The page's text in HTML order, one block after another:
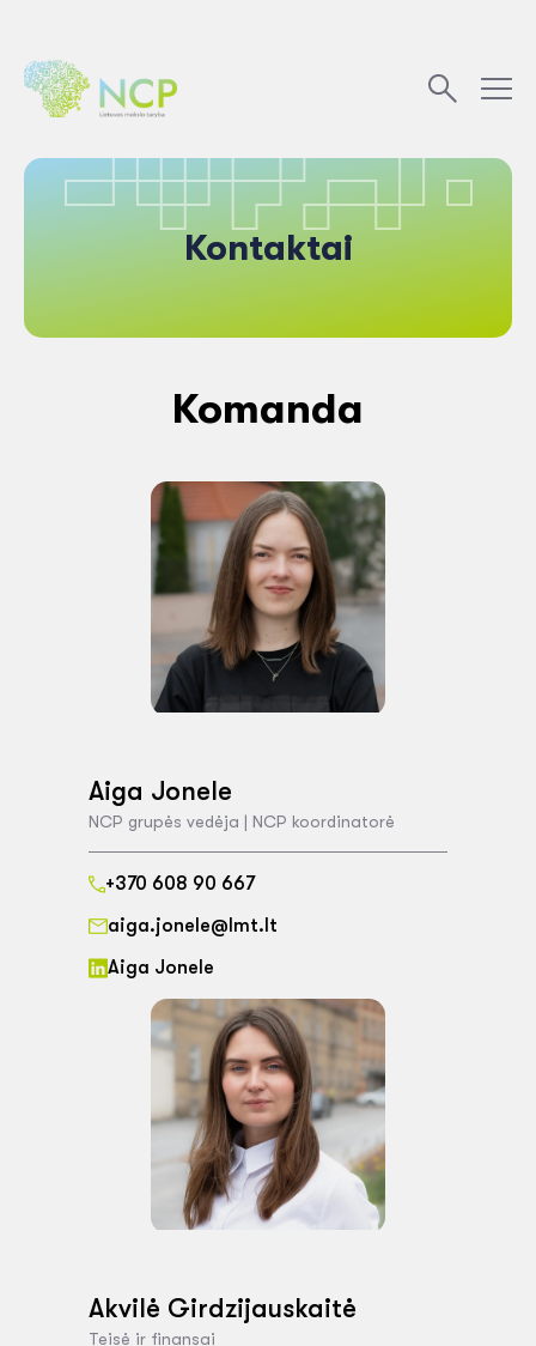
Kontaktai
Komanda
Aiga Jonele
NCP grupės vedėja | NCP koordinatorė
+370 608 90 667
aiga.jonele@lmt.lt
Aiga Jonele
Akvilė Girdzijauskaitė
Teisė ir finansai